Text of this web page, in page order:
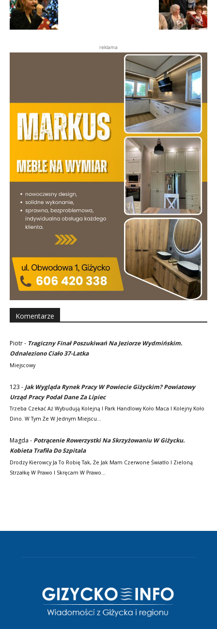
reklama
Komentarze
Piotr- Tragiczny Finał Poszukiwań Na Jeziorze Wydmińskim.
Odnaleziono Ciało 37-Latka
Miejscowy
123 - Jak Wygląda Rynek Pracy W Powiecie Giżyckim? Powiatowy
Urząd Pracy Podał Dane Za Lipiec
Trzeba Czekać Aż Wybudują Kolejną I Park Handlowy Koło Maca I Kolejny Koło
Dino. W Tym Że W Jednym Miejscu…
Magda - Potrącenie Rowerzystki Na Skrzyżowaniu W Giżycku.
Kobieta Trafiła Do Szpitala
Drodzy Kierowcy Ja To Robię Tak, Że Jak Mam Czerwone Światło I Zieloną
Strzałkę W Prawo I Skręcam W Prawo…